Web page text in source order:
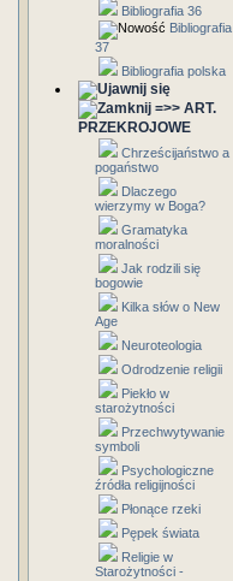
Bibliografia 36
Bibliografia
37
Bibliografia polska
=>> ART.
PRZEKROJOWE
Chrześcijaństwo a
pogaństwo
Dlaczego
wierzymy w Boga?
Gramatyka
moralności
Jak rodzili się
bogowie
Kilka słów o New
Age
Neuroteologia
Odrodzenie religii
Piekło w
starożytności
Przechwytywanie
symboli
Psychologiczne
źródła religijności
Płonące rzeki
Pępek świata
Religie w
Starożytności -